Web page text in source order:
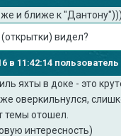
и ближе к
видел?
в 11:42:14
яхты в доке - это
оверкильнулся,
темы отошел.
интересность)